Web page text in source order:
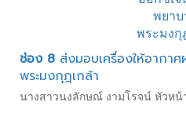
ช่อง 8 ส่งมอบเครื่องให้อากา
พระมงกุฎเกล้า
นางสาวนงลักษณ์ งามโรจน์ หัวหน้